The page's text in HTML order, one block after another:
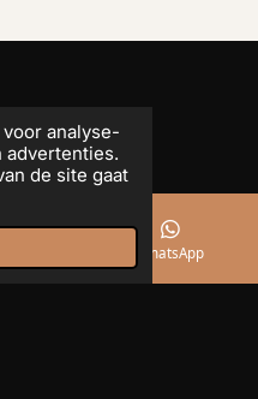
analyse-
advertenties.
de site gaat
WhatsApp